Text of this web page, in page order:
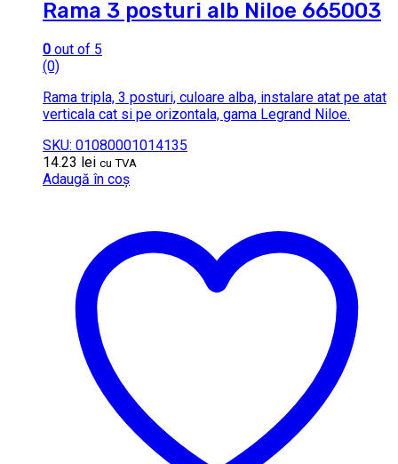
Rama 3 posturi alb Niloe 665003
0 out of 5
(0)
Rama tripla, 3 posturi, culoare alba, instalare atat pe atat
verticala cat si pe orizontala, gama Legrand Niloe.
SKU: 01080001014135
14.23 lei cu TVA
Adaugă în coș